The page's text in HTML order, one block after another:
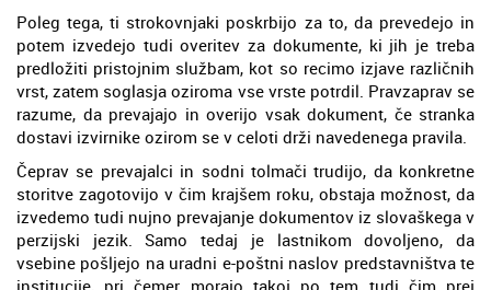
Poleg tega, ti strokovnjaki poskrbijo za to, da prevedejo in
potem izvedejo tudi overitev za dokumente, ki jih je treba
predložiti pristojnim službam, kot so recimo izjave različnih
vrst, zatem soglasja oziroma vse vrste potrdil. Pravzaprav se
razume, da prevajajo in overijo vsak dokument, če stranka
dostavi izvirnike ozirom se v celoti drži navedenega pravila.
Čeprav se prevajalci in sodni tolmači trudijo, da konkretne
storitve zagotovijo v čim krajšem roku, obstaja možnost, da
izvedemo tudi nujno prevajanje dokumentov iz slovaškega v
perzijski jezik. Samo tedaj je lastnikom dovoljeno, da
vsebine pošljejo na uradni e-poštni naslov predstavništva te
institucije, pri čemer morajo takoj po tem tudi čim prej